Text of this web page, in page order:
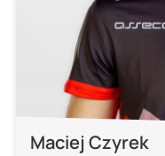
Maciej Czyrek